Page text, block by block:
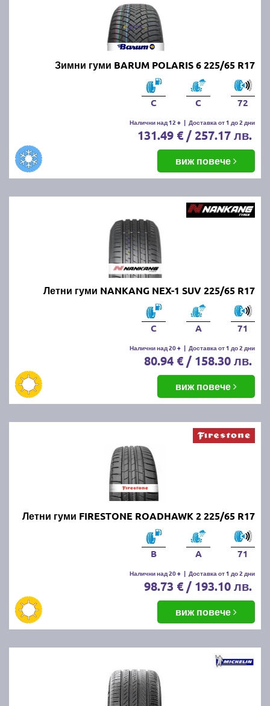
Зимни гуми BARUM POLARIS 6 225/65 R17
C C 72
Налични над 12 + | Доставка от 1 до 2 дни
131.49 € / 257.17 лв.
виж повече
Летни гуми NANKANG NEX-1 SUV 225/65 R17
C A 71
Налични над 20 + | Доставка от 1 до 2 дни
80.94 € / 158.30 лв.
виж повече
Летни гуми FIRESTONE ROADHAWK 2 225/65 R17
B A 71
Налични над 20 + | Доставка от 1 до 2 дни
98.73 € / 193.10 лв.
виж повече